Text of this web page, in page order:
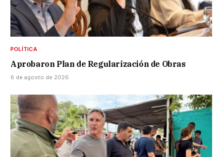
POLÍTICA
Aprobaron Plan de Regularización de Obras
6 de agosto de 2026